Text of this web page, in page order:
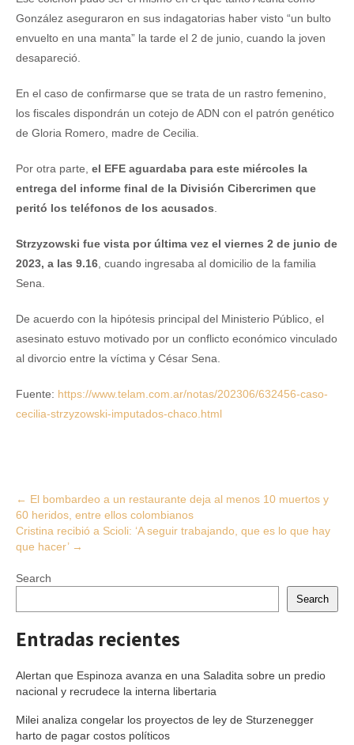
González aseguraron en sus indagatorias haber visto “un bulto
envuelto en una manta” la tarde el 2 de junio, cuando la joven
desapareció.
En el caso de confirmarse que se trata de un rastro femenino,
los fiscales dispondrán un cotejo de ADN con el patrón genético
de Gloria Romero, madre de Cecilia.
Por otra parte, el EFE aguardaba para este miércoles la
entrega del informe final de la División Cibercrimen que
peritó los teléfonos de los acusados
Strzyzowski fue vista por última vez el viernes 2 de junio de
2023, a las 9.16 , cuando ingresaba al domicilio de la familia
Sena.
De acuerdo con la hipótesis principal del Ministerio Público, el
asesinato estuvo motivado por un conflicto económico vinculado
al divorcio entre la víctima y César Sena.
Fuente: https://www.telam.com.ar/notas/202306/632456-caso-
cecilia-strzyzowski-imputados-chaco.html
Post
navigation
← El bombardeo a un restaurante deja al menos 10 muertos y
60 heridos, entre ellos colombianos
Cristina recibió a Scioli: ‘A seguir trabajando, que es lo que hay
que hacer’ →
Search
Search
Entradas recientes
Alertan que Espinoza avanza en una Saladita sobre un predio
nacional y recrudece la interna libertaria
Milei analiza congelar los proyectos de ley de Sturzenegger
harto de pagar costos políticos